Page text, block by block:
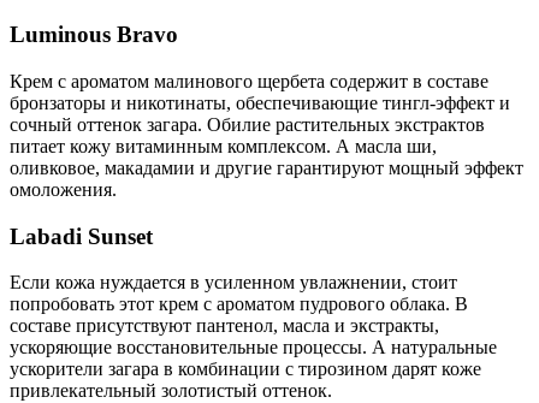
Luminous Bravo
Крем с ароматом малинового щербета содержит в составе
бронзаторы и никотинаты, обеспечивающие тингл-эффект и
сочный оттенок загара. Обилие растительных экстрактов
питает кожу витаминным комплексом. А масла ши,
оливковое, макадамии и другие гарантируют мощный эффект
омоложения.
Labadi Sunset
Если кожа нуждается в усиленном увлажнении, стоит
попробовать этот крем с ароматом пудрового облака. В
составе присутствуют пантенол, масла и экстракты,
ускоряющие восстановительные процессы. А натуральные
ускорители загара в комбинации с тирозином дарят коже
привлекательный золотистый оттенок.